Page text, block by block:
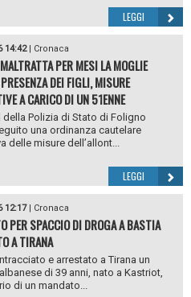
LEGGI
14:42| Cronaca
PER MESI LA MOGLIE
DEI FIGLI, MISURE
A CARICO DI UN 51ENNE
della Polizia di Stato di Foligno
una ordinanza cautelare
delle misure dell’allont...
LEGGI
12:17| Cronaca
PER SPACCIO DI DROGA A BASTIA
A TIRANA
e arrestato a Tirana un
di 39 anni, nato a Kastriot,
di un mandato...